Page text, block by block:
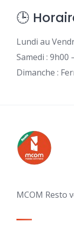
🕒
Lundi au
Samedi : 9h00
Dimanche :
MCOM Resto